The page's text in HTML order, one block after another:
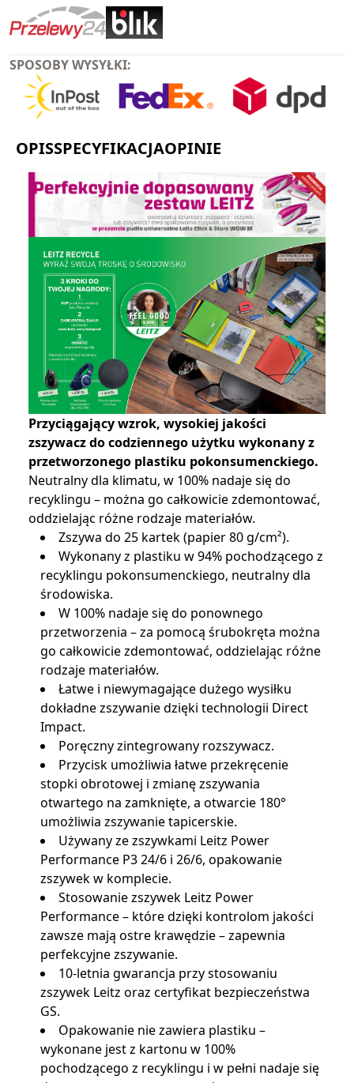
SPOSOBY WYSYŁKI:
OPISSPECYFIKACJAOPINIE
Przyciągający wzrok, wysokiej jakości
zszywacz do codziennego użytku wykonany z
przetworzonego plastiku pokonsumenckiego.
Neutralny dla klimatu, w 100% nadaje się do
recyklingu – można go całkowicie zdemontować,
oddzielając różne rodzaje materiałów.
Zszywa do 25 kartek (papier 80 g/cm²).
Wykonany z plastiku w 94% pochodzącego z
recyklingu pokonsumenckiego, neutralny dla
środowiska.
W 100% nadaje się do ponownego
przetworzenia – za pomocą śrubokręta można
go całkowicie zdemontować, oddzielając różne
rodzaje materiałów.
Łatwe i niewymagające dużego wysiłku
dokładne zszywanie dzięki technologii Direct
Impact.
Poręczny zintegrowany rozszywacz.
Przycisk umożliwia łatwe przekręcenie
stopki obrotowej i zmianę zszywania
otwartego na zamknięte, a otwarcie 180°
umożliwia zszywanie tapicerskie.
Używany ze zszywkami Leitz Power
Performance P3 24/6 i 26/6, opakowanie
zszywek w komplecie.
Stosowanie zszywek Leitz Power
Performance – które dzięki kontrolom jakości
zawsze mają ostre krawędzie – zapewnia
perfekcyjne zszywanie.
10-letnia gwarancja przy stosowaniu
zszywek Leitz oraz certyfikat bezpieczeństwa
GS.
Opakowanie nie zawiera plastiku –
wykonane jest z kartonu w 100%
pochodzącego z recyklingu i w pełni nadaje się